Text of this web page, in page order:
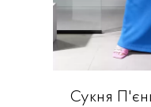
Сукня